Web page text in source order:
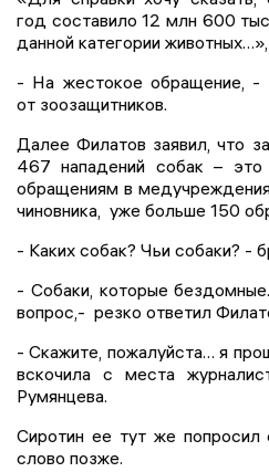
год составило 12 млн 600
данной категории
- На жестокое обращение, -
от зоозащитников.
Далее Филатов заявил, что
467 нападений собак –
обращениям в
чиновника, уже больше 150
- Каких собак? Чьи собаки? -
- Собаки, которые
вопрос,- резко ответил
- Скажите, пожалуйста… я
вскочила с места
Румянцева.
Сиротин ее тут же попросил
слово позже.